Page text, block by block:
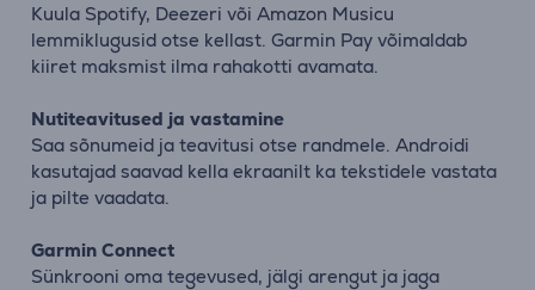
Kuula Spotify, Deezeri või Amazon Musicu
lemmiklugusid otse kellast. Garmin Pay võimaldab
kiiret maksmist ilma rahakotti avamata.
Nutiteavitused ja vastamine
Saa sõnumeid ja teavitusi otse randmele. Androidi
kasutajad saavad kella ekraanilt ka tekstidele vastata
ja pilte vaadata.
Garmin Connect
Sünkrooni oma tegevused, jälgi arengut ja jaga